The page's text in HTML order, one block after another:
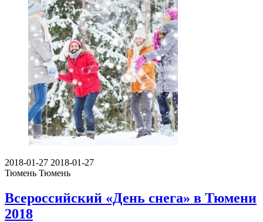
2018-01-27 2018-01-27
Тюмень Тюмень
Всероссийский «День снега» в Тюмени
2018